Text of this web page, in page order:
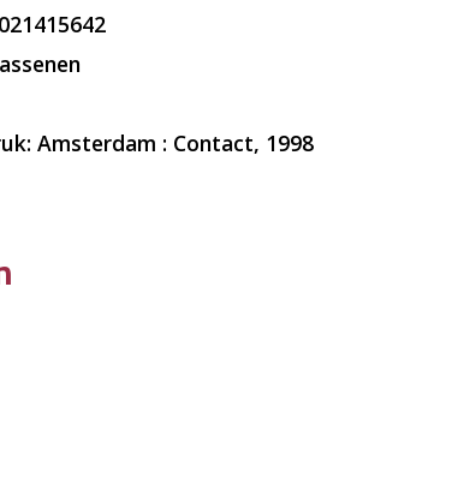
Amsterdam : Contact, 1998